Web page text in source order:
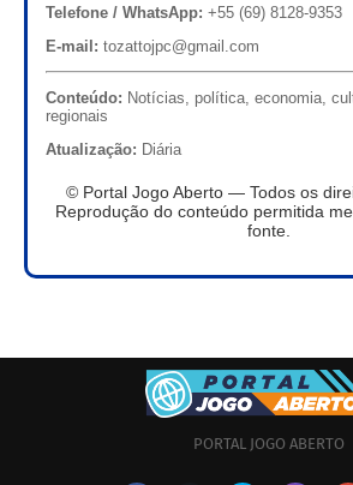
Telefone / WhatsApp: +55 (69) 8128-9353
E-mail: tozattojpc@gmail.com
Conteúdo: Notícias, política, economia,
regionais
Atualização: Diária
© Portal Jogo Aberto — Todos os
Reprodução do conteúdo permitida
fonte.
PORTAL JOGO ABERTO